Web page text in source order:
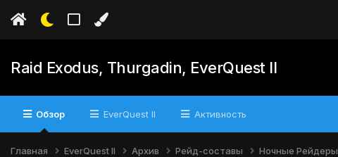
Raid Exodus, Thurgadin, EverQuest II
Обзор EverQuest II Активность
Главная EverQuest II Архив Рейд-составы Ночные Рейдеры